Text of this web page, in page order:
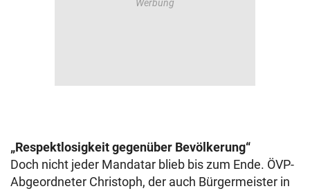
„Respektlosigkeit gegenüber Bevölkerung“
Doch nicht jeder Mandatar blieb bis zum Ende. ÖVP-
Abgeordneter Christoph, der auch Bürgermeister in